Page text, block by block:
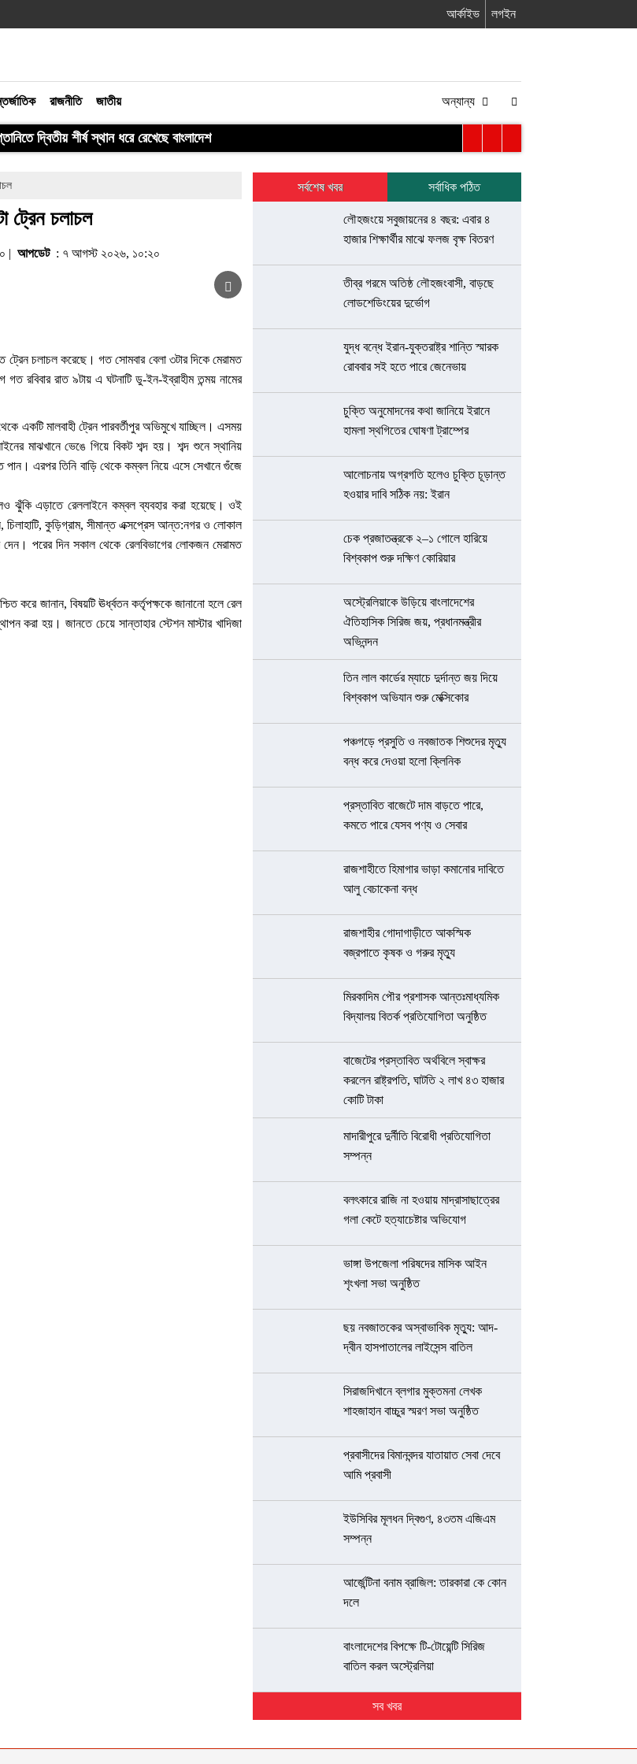
আর্কাইভ লগইন
রাজনীতি জাতীয় অন্যান্য
দ্বিতীয় শীর্ষ স্থান ধরে রেখেছে বাংলাদেশ
ট্রেন চলাচল
| আপডেট: ৭ আগস্ট ২০২৬, ১০:২০
ট্রেন চলাচল করেছে। গত সোমবার বেলা ৩টার দিকে মেরামত
রবিবার রাত ৯টায় এ ঘটনাটি ডু-ইন-ইব্রাহীম তন্ময় নামের
একটি মালবাহী ট্রেন পারবর্তীপুর অভিমুখে যাচ্ছিল। এসময়
মাঝখানে ভেঙে গিয়ে বিকট শব্দ হয়। শব্দ শুনে স্থানিয়
পান। এরপর তিনি বাড়ি থেকে কম্বল নিয়ে এসে সেখানে গুঁজে
ঝুঁকি এড়াতে রেললাইনে কম্বল ব্যবহার করা হয়েছে। ওই
কুড়িগ্রাম, সীমান্ত এক্সপ্রেস আন্ত:নগর ও লোকাল
পরের দিন সকাল থেকে রেলবিভাগের লোকজন মেরামত
করে জানান, বিষয়টি ঊর্ধ্বতন কর্তৃপক্ষকে জানানো হলে রেল
করা হয়। জানতে চেয়ে সান্তাহার স্টেশন মাস্টার খাদিজা
সর্বশেষ খবর সর্বাধিক পঠিত
লৌহজংয়ে সবুজায়নের ৪ বছর: এবার ৪
হাজার শিক্ষার্থীর মাঝে ফলজ বৃক্ষ বিতরণ
তীব্র গরমে অতিষ্ঠ লৌহজংবাসী, বাড়ছে
লোডশেডিংয়ের দুর্ভোগ
যুদ্ধ বন্ধে ইরান-যুক্তরাষ্ট্র শান্তি স্মারক
রোববার সই হতে পারে জেনেভায়
চুক্তি অনুমোদনের কথা জানিয়ে ইরানে
হামলা স্থগিতের ঘোষণা ট্রাম্পের
আলোচনায় অগ্রগতি হলেও চুক্তি চূড়ান্ত
হওয়ার দাবি সঠিক নয়: ইরান
চেক প্রজাতন্ত্রকে ২–১ গোলে হারিয়ে
বিশ্বকাপ শুরু দক্ষিণ কোরিয়ার
অস্ট্রেলিয়াকে উড়িয়ে বাংলাদেশের
ঐতিহাসিক সিরিজ জয়, প্রধানমন্ত্রীর
অভিনন্দন
তিন লাল কার্ডের ম্যাচে দুর্দান্ত জয় দিয়ে
বিশ্বকাপ অভিযান শুরু মেক্সিকোর
পঞ্চগড়ে প্রসুতি ও নবজাতক শিশুদের মৃত্যু
বন্ধ করে দেওয়া হলো ক্লিনিক
প্রস্তাবিত বাজেটে দাম বাড়তে পারে,
কমতে পারে যেসব পণ্য ও সেবার
রাজশাহীতে হিমাগার ভাড়া কমানোর দাবিতে
আলু বেচাকেনা বন্ধ
রাজশাহীর গোদাগাড়ীতে আকস্মিক
বজ্রপাতে কৃষক ও গরুর মৃত্যু
মিরকাদিম পৌর প্রশাসক আন্তঃমাধ্যমিক
বিদ্যালয় বিতর্ক প্রতিযোগিতা অনুষ্ঠিত
বাজেটের প্রস্তাবিত অর্থবিলে স্বাক্ষর
করলেন রাষ্ট্রপতি, ঘাটতি ২ লাখ ৪৩ হাজার
কোটি টাকা
মাদারীপুরে দুর্নীতি বিরোধী প্রতিযোগিতা
সম্পন্ন
বলৎকারে রাজি না হওয়ায় মাদ্রাসাছাত্রের
গলা কেটে হত্যাচেষ্টার অভিযোগ
ভাঙ্গা উপজেলা পরিষদের মাসিক আইন
শৃংখলা সভা অনুষ্ঠিত
ছয় নবজাতকের অস্বাভাবিক মৃত্যু: আদ-
দ্বীন হাসপাতালের লাইসেন্স বাতিল
সিরাজদিখানে ব্লগার মুক্তমনা লেখক
শাহজাহান বাচ্চুর স্মরণ সভা অনুষ্ঠিত
প্রবাসীদের বিমানবন্দর যাতায়াত সেবা দেবে
আমি প্রবাসী
ইউসিবির মূলধন দ্বিগুণ, ৪৩তম এজিএম
সম্পন্ন
আর্জেন্টিনা বনাম ব্রাজিল: তারকারা কে কোন
দলে
বাংলাদেশের বিপক্ষে টি-টোয়েন্টি সিরিজ
বাতিল করল অস্ট্রেলিয়া
সব খবর